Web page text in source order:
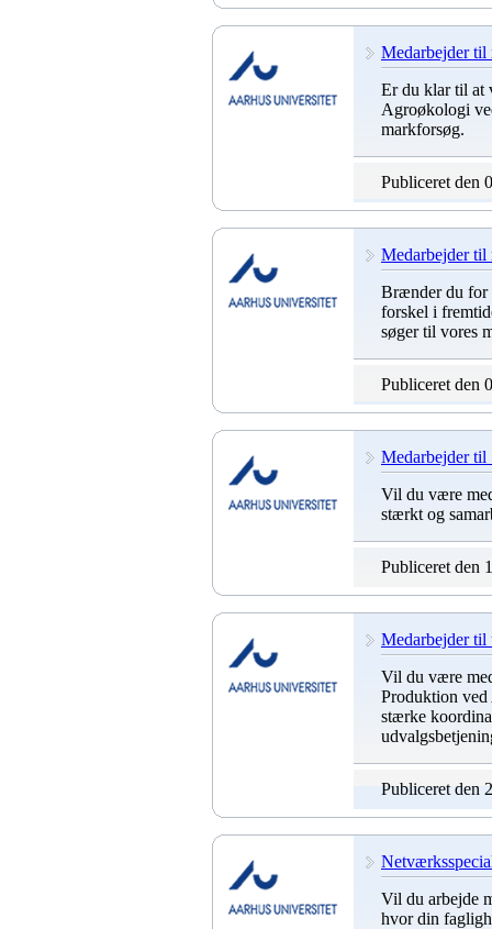
Medarbejder til
Er du klar til at
Agroøkologi
markforsøg.
Publiceret den
Medarbejder
Brænder du for
forskel i
søger til vores
Publiceret den
Medarbejder til
Vil du være
stærkt og
Publiceret den
Medarbejder til
Vil du være
Produktion ved
stærke
Publiceret den
Vil du arbejde
hvor din